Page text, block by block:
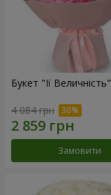
Букет "Її Величність"
4 084 грн
Замовити